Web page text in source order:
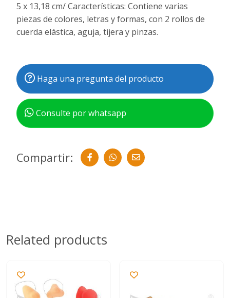
5 x 13,18 cm/ Características: Contiene varias
piezas de colores, letras y formas, con 2 rollos de
cuerda elástica, aguja, tijera y pinzas.
Haga una pregunta del producto
Consulte por whatsapp
Compartir:
Related products